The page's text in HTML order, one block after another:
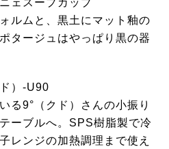
ルムと、黒土にマット釉の
タージュはやっぱり黒の器
）-U90
る9°（クド）さんの小振り
ーブルへ。SPS樹脂製で冷
レンジの加熱調理まで使え